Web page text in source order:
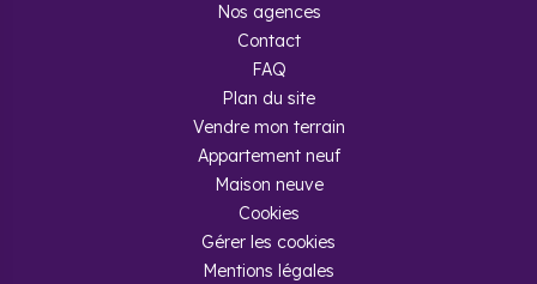
Nos agences
Contact
FAQ
Plan du site
Vendre mon terrain
Appartement neuf
Maison neuve
Cookies
Gérer les cookies
Mentions légales